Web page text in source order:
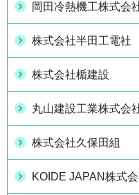
岡田冷熱機工株式会
株式会社半田工電社
株式会社楯建設
丸山建設工業株式会
株式会社久保田組
KOIDE JAPAN株式